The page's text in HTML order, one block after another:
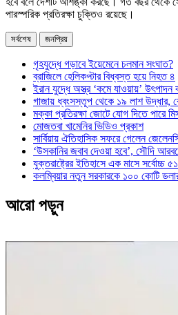
পারস্পরিক প্রতিরক্ষা চুক্তিও রয়েছে।
সর্বশেষ জনপ্রিয়
গৃহযুদ্ধে গড়াবে ইয়েমেনে চলমান সংঘাত?
ব্রাজিলে হেলিকপ্টার বিধ্বস্ত হয়ে নিহত ৪
ইরান যুদ্ধে অস্ত্র ‘কমে যাওয়ায়’ উৎপাদন
গাজায় ধ্বংসস্তূপ থেকে ১৯ লাশ উদ্ধার,
মক্কা প্রতিরক্ষা জোটে যোগ দিতে পারে
মোজতবা খামেনির ভিডিও প্রকাশ
সার্বিয়ায় ঐতিহাসিক সফরে গেলেন
‘উসকানির জবাব দেওয়া হবে’, সৌদি
যুক্তরাষ্ট্রের ইতিহাসে এক মাসে সর্বোচ্চ
কলম্বিয়ার নতুন সরকারকে ১০০ কোটি
আরো পড়ুন